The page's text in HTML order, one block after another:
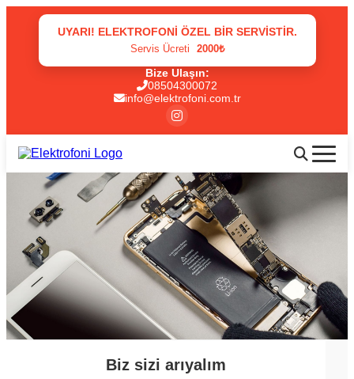
UYARI! ELEKTROFONI ÖZEL BIR SERVISTIR.
Servis Ücreti 2000₺
Bize Ulaşın:
08504300072
info@elektrofoni.com.tr
Biz sizi arıyalım